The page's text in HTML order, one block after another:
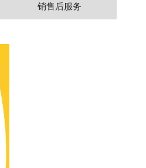
销售后服务